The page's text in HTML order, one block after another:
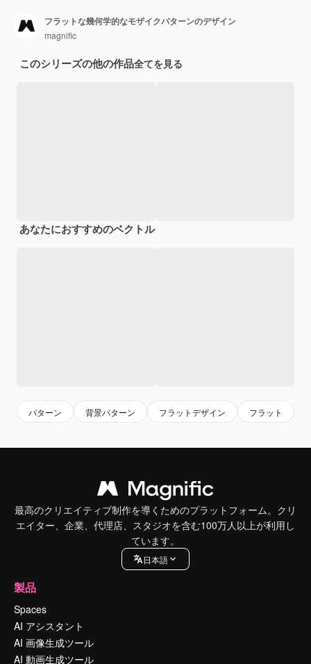
フラットな幾何学的なモザイクパターンのデザイン
magnific
このシリーズの他の作品全てを見る
あなたにおすすめのベクトル
パターン 背景パターン フラットデザイン フラット
最高のクリエイティブ制作を導くためのプラットフォーム。クリ
エイター、企業、代理店、スタジオを含む100万人以上が利用し
ています。
日本語
製品
Spaces
AI アシスタント
AI 画像生成ツール
AI 動画生成ツール